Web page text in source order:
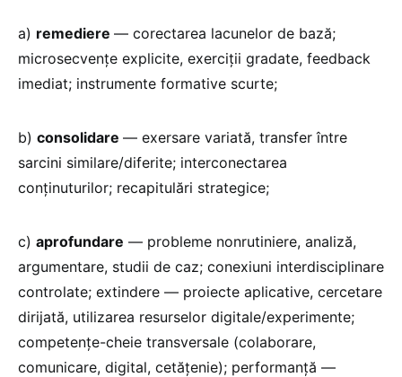
a) remediere — corectarea lacunelor de bază;
microsecvențe explicite, exerciții gradate, feedback
imediat; instrumente formative scurte;
b) consolidare — exersare variată, transfer între
sarcini similare/diferite; interconectarea
conținuturilor; recapitulări strategice;
c) aprofundare — probleme nonrutiniere, analiză,
argumentare, studii de caz; conexiuni interdisciplinare
controlate; extindere — proiecte aplicative, cercetare
dirijată, utilizarea resurselor digitale/experimente;
competențe-cheie transversale (colaborare,
comunicare, digital, cetățenie); performanță —